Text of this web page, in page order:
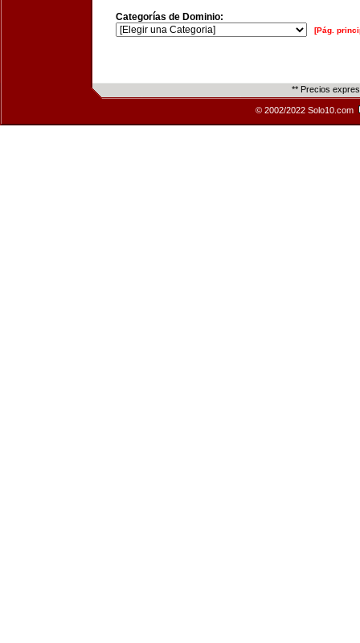
Categorías de Dominio:
[Pág.
** Precios
© 2002/2022 Solo10.com